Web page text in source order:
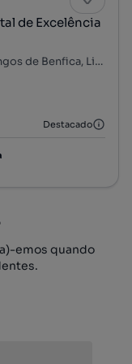
de Excelência
Rua Basílio Teles, Sete Rios, São Domingos de Benfica, Lisboa, Lisboa
Destacado
emos quando